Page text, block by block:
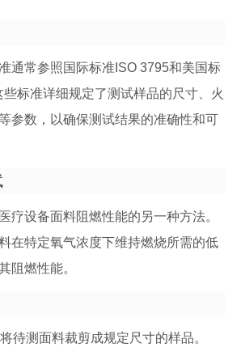
通常参照国际标准ISO 3795和美国标
标准详细规定了测试样品的尺寸、火
参数，以确保测试结果的准确性和可
疗设备面料阻燃性能的另一种方法。
在特定氧气浓度下维持燃烧所需的低
阻燃性能。
将待测面料裁剪成规定尺寸的样品。